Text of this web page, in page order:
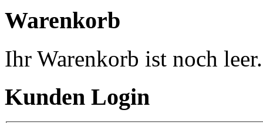
Warenkorb
Ihr Warenkorb ist noch leer.
Kunden Login